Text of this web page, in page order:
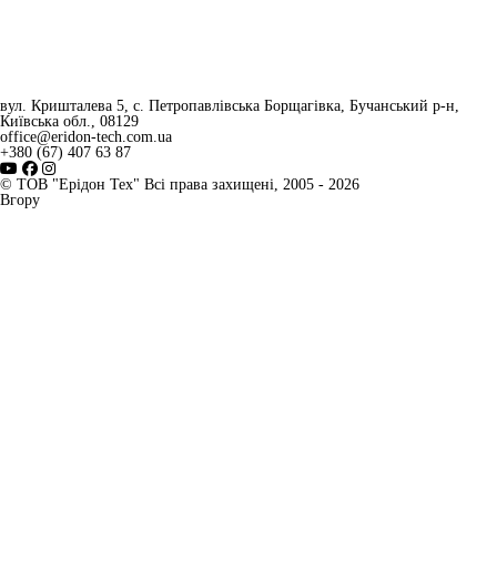
вул. Кришталева 5, с. Петропавлівська Борщагівка, Бучанський р-н,
Київська обл., 08129
office@eridon-tech.com.ua
+380 (67) 407 63 87
© ТОВ "Ерідон Тех" Всі права захищені, 2005 - 2026
Вгору